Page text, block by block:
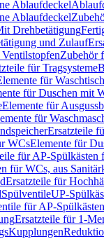
Ablaufdeckel
Ablaufdeckel
Drehbetätigung
und Zulauf
Zubehör
für Tragsysteme
für
für Duschen mit
Elemente für
für
Ersatzteile
WCsElemente für
für AP-
für WCs, aus
Ersatzteile für
SpülventileUP-
für AP-Spülkästen
Ersatzteile für 1-
Kupplungen